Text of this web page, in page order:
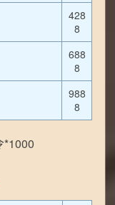
428
8
688
8
988
8
*1000